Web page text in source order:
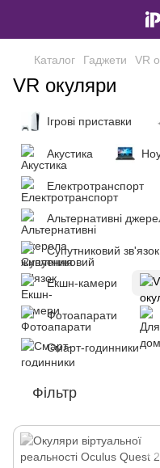
Каталог Гаджети VR
VR окуляри
Ігрові приставки
Акустика
Електротранспорт
Альтернативні
Супутниковий зв'язок
Екшн-камери
Фотоапарати
Смарт-годинники
Фільтр